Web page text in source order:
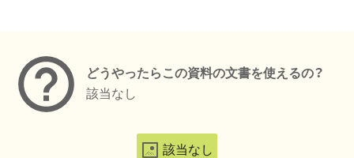
どうやったらこの資料の文書を使えるの？
該当なし
該当なし